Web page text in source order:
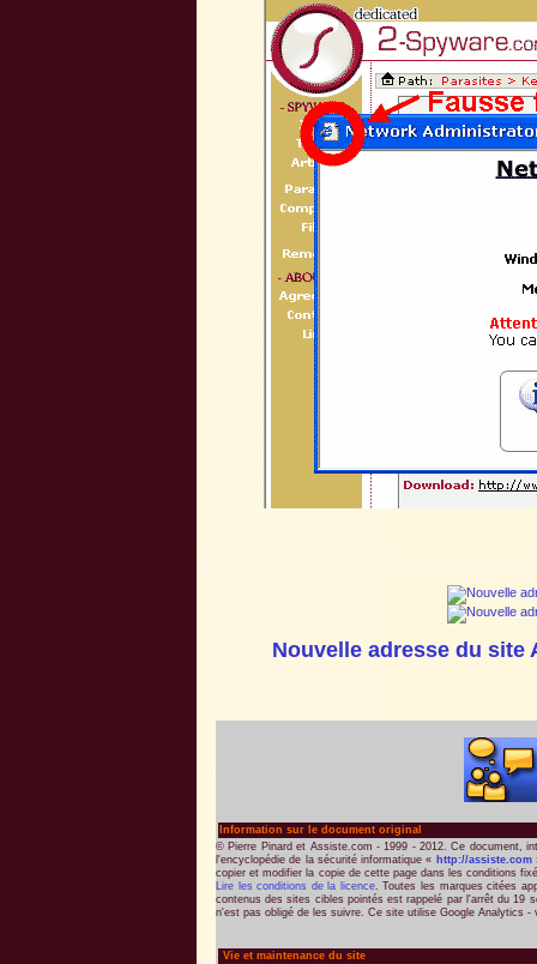
Nouvelle adresse du site
Information sur le document original
© Pierre Pinard et Assiste.com - 1999 - 2012. Ce document,
l'encyclopédie de la sécurité informatique « http://assiste.com
copier et modifier la copie de cette page dans les conditions
Lire les conditions de la licence. Toutes les marques citées
contenus des sites cibles pointés est rappelé par l'arrêt du 19
n'est pas obligé de les suivre. Ce site utilise Google Analytics -
Vie et maintenance du site